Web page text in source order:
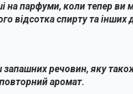
на парфуми, коли тепер
відсотка спирту та інших
запашних речовин, яку
аромат.